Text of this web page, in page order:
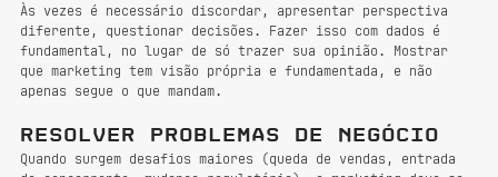
Às vezes é necessário discordar, apresentar perspectiva
diferente, questionar decisões. Fazer isso com dados é
fundamental, no lugar de só trazer sua opinião. Mostrar
que marketing tem visão própria e fundamentada, e não
apenas segue o que mandam.
Resolver problemas de negócio
Quando surgem desafios maiores (queda de vendas, entrada